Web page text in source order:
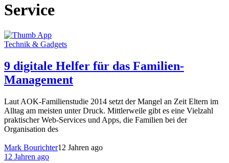
Service
Technik & Gadgets
9 digitale Helfer für das Familien-
Management
Laut AOK-Familienstudie 2014 setzt der Mangel an Zeit Eltern im
Alltag am meisten unter Druck. Mittlerweile gibt es eine Vielzahl
praktischer Web-Services und Apps, die Familien bei der
Organisation des
Mark Bourichter12 Jahren ago
12 Jahren ago